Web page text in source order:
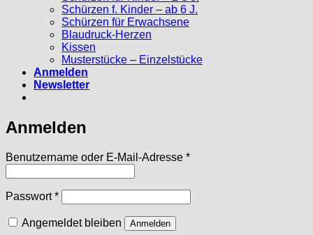
Schürzen f. Kinder – ab 6 J.
Schürzen für Erwachsene
Blaudruck-Herzen
Kissen
Musterstücke – Einzelstücke
Anmelden
Newsletter
Anmelden
Benutzername oder E-Mail-Adresse *Erforderlich
Passwort*Erforderlich
Angemeldet bleiben Anmelden